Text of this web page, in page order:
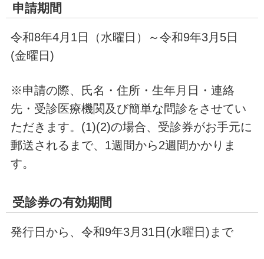
申請期間
令和8年4月1日（水曜日）～令和9年3月5日
(金曜日)
※申請の際、氏名・住所・生年月日・連絡
先・受診医療機関及び簡単な問診をさせてい
ただきます。(1)(2)の場合、受診券がお手元に
郵送されるまで、1週間から2週間かかりま
す。
受診券の有効期間
発行日から、令和9年3月31日(水曜日)まで